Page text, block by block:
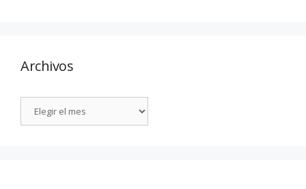
Archivos